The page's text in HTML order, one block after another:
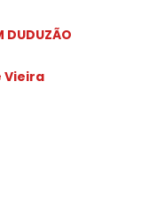
DUDUZÃO
Vieira